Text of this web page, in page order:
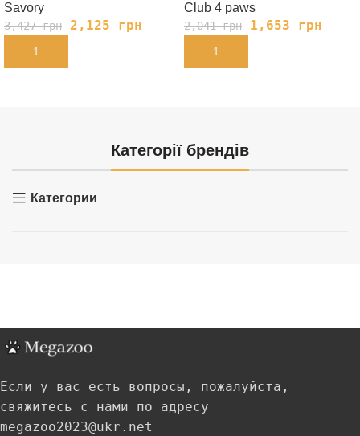
Savory
3,427грн 2,125 грн
В КОРЗИНУ
Club 4 paws
2,041грн 1,653 грн
В КОРЗИНУ
Категорії брендів
Категории
Если у вас есть вопросы, пожалуйста,
свяжитесь с нами по адресу
megazoo2023@ukr.net